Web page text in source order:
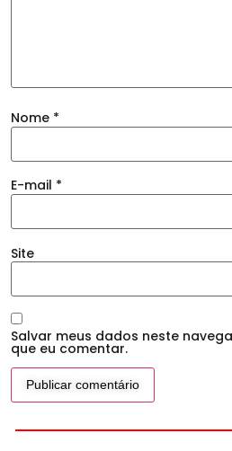
Nome *
E-mail *
Site
Salvar meus dados neste
que eu comentar.